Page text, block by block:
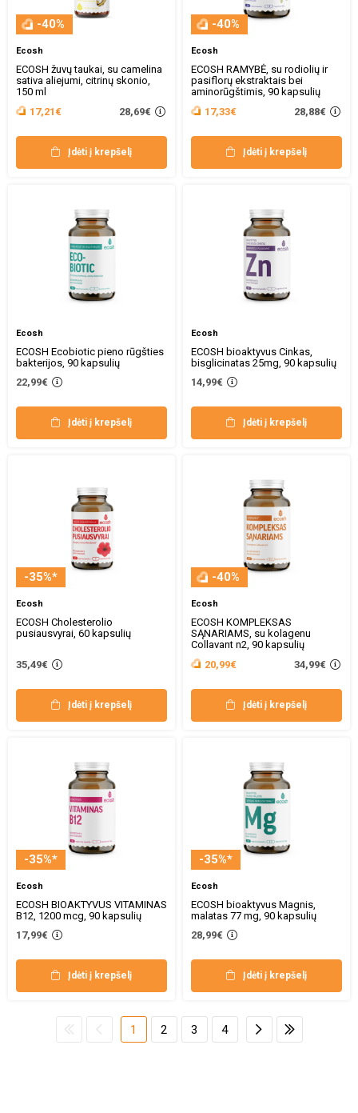
-40%
Ecosh
ECOSH žuvų taukai, su camelina
sativa aliejumi, citrinų skonio,
150 ml
17,21€
28,69€
Įdėti į krepšelį
-40%
Ecosh
ECOSH RAMYBĖ, su rodiolių ir
pasiflorų ekstraktais bei
aminorūgštimis, 90 kapsulių
17,33€
28,88€
Įdėti į krepšelį
Ecosh
ECOSH Ecobiotic pieno rūgšties
bakterijos, 90 kapsulių
22,99€
Įdėti į krepšelį
Ecosh
ECOSH bioaktyvus Cinkas,
bisglicinatas 25mg, 90 kapsulių
14,99€
Įdėti į krepšelį
-35%*
Ecosh
ECOSH Cholesterolio
pusiausvyrai, 60 kapsulių
35,49€
Įdėti į krepšelį
-40%
Ecosh
ECOSH KOMPLEKSAS
SĄNARIAMS, su kolagenu
Collavant n2, 90 kapsulių
20,99€
34,99€
Įdėti į krepšelį
-35%*
Ecosh
ECOSH BIOAKTYVUS VITAMINAS
B12, 1200 mcg, 90 kapsulių
17,99€
Įdėti į krepšelį
-35%*
Ecosh
ECOSH bioaktyvus Magnis,
malatas 77 mg, 90 kapsulių
28,99€
Įdėti į krepšelį
1 2 3 4